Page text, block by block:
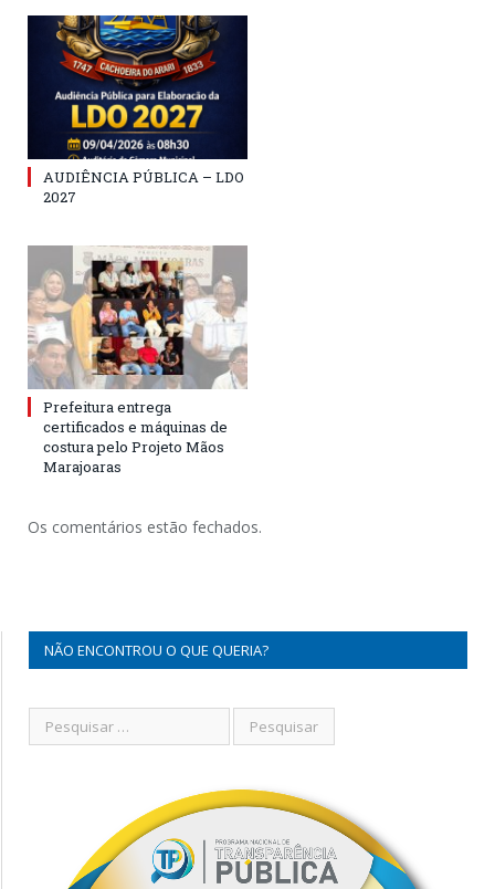
AUDIÊNCIA PÚBLICA – LDO
2027
Prefeitura entrega
certificados e máquinas de
costura pelo Projeto Mãos
Marajoaras
Os comentários estão fechados.
NÃO ENCONTROU O QUE QUERIA?